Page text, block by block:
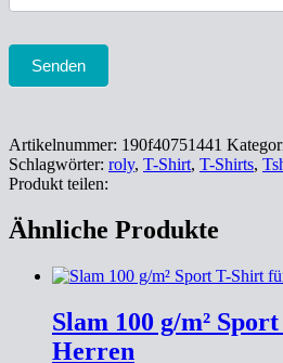
Senden
Artikelnummer: 190f40751441
Schlagwörter: roly, T-Shirt, T-Shirts,
Produkt teilen:
Ähnliche Produkte
Slam 100 g/m²
Herren